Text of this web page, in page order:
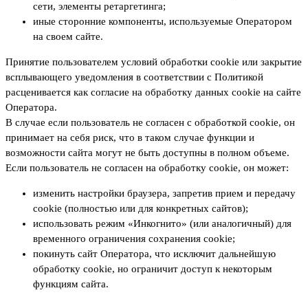
сети, элементы ретаргетинга;
иные сторонние компоненты, используемые Оператором
на своем сайте.
Принятие пользователем условий обработки cookie или закрытие
всплывающего уведомления в соответствии с Политикой
расценивается как согласие на обработку данных cookie на сайте
Оператора.
В случае если пользователь не согласен с обработкой cookie, он
принимает на себя риск, что в таком случае функции и
возможности сайта могут не быть доступны в полном объеме.
Если пользователь не согласен на обработку cookie, он может:
изменить настройки браузера, запретив прием и передачу
cookie (полностью или для конкретных сайтов);
использовать режим «Инкогнито» (или аналогичный) для
временного ограничения сохранения cookie;
покинуть сайт Оператора, что исключит дальнейшую
обработку cookie, но ограничит доступ к некоторым
функциям сайта.